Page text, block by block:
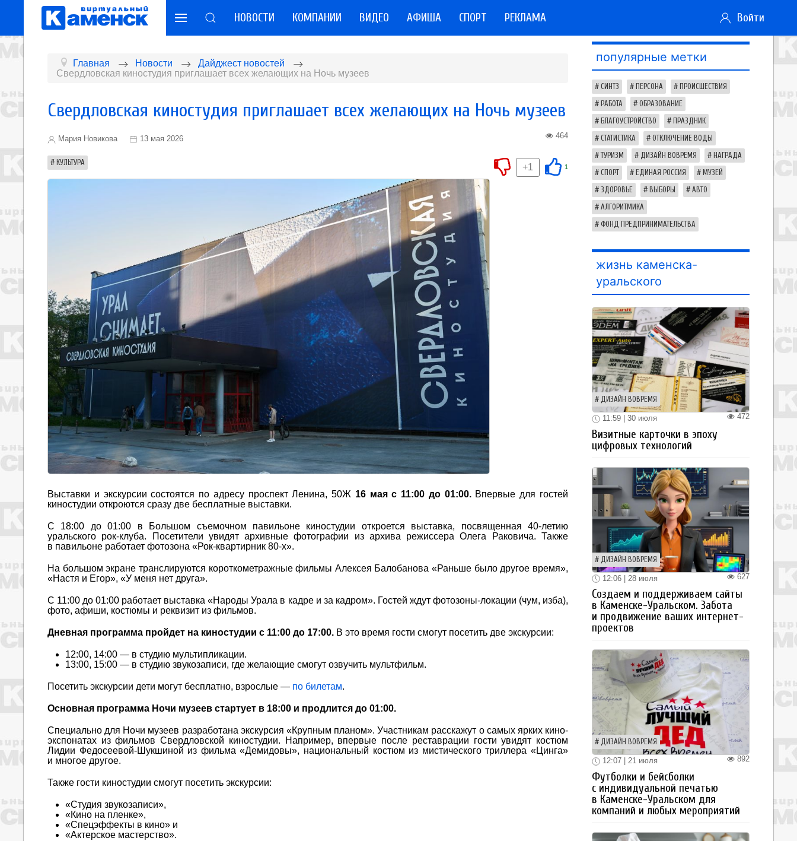
НОВОСТИ КОМПАНИИ ВИДЕО АФИША СПОРТ РЕКЛАМА Войти
Главная Новости
Дайджест новостей
Свердловская киностудия приглашает всех желающих на Ночь музеев
Свердловская киностудия приглашает всех желающих на Ночь музеев
Мария Новикова 13 мая 2026 464
КУЛЬТУРА 1
+1
Выставки и экскурсии состоятся по адресу проспект Ленина, 50Ж 16 мая с 11:00 до 01:00. Впервые для гостей
киностудии откроются сразу две бесплатные выставки.
С 18:00 до 01:00 в Большом съемочном павильоне киностудии откроется выставка, посвященная 40-летию
уральского рок-клуба. Посетители увидят архивные фотографии из архива режиссера Олега Раковича. Также
в павильоне работает фотозона «Рок-квартирник 80-х».
На большом экране транслируются короткометражные фильмы Алексея Балобанова «Раньше было другое время»,
«Настя и Егор», «У меня нет друга».
С 11:00 до 01:00 работает выставка «Народы Урала в кадре и за кадром». Гостей ждут фотозоны-локации (чум, изба),
фото, афиши, костюмы и реквизит из фильмов.
Дневная программа пройдет на киностудии с 11:00 до 17:00. В это время гости смогут посетить две экскурсии:
12:00, 14:00 — в студию мультипликации.
13:00, 15:00 — в студию звукозаписи, где желающие смогут озвучить мультфильм.
Посетить экскурсии дети могут бесплатно, взрослые — по билетам.
Основная программа Ночи музеев стартует в 18:00 и продлится до 01:00.
Специально для Ночи музеев разработана экскурсия «Крупным планом». Участникам расскажут о самых ярких кино-
экспонатах из фильмов Свердловской киностудии. Например, впервые после реставрации гости увидят костюм
Лидии Федосеевой-Шукшиной из фильма «Демидовы», национальный костюм из мистического триллера «Цинга»
и многое другое.
Также гости киностудии смогут посетить экскурсии:
«Студия звукозаписи»,
«Кино на пленке»,
«Спецэффекты в кино» и
«Актерское мастерство».
популярные метки
СИНТЗ ПЕРСОНА ПРОИСШЕСТВИЯ
РАБОТА ОБРАЗОВАНИЕ
БЛАГОУСТРОЙСТВО ПРАЗДНИК
СТАТИСТИКА ОТКЛЮЧЕНИЕ ВОДЫ
ТУРИЗМ ДИЗАЙН ВОВРЕМЯ НАГРАДА
СПОРТ ЕДИНАЯ РОССИЯ МУЗЕЙ
ЗДОРОВЬЕ ВЫБОРЫ АВТО
АЛГОРИТМИКА
ФОНД ПРЕДПРИНИМАТЕЛЬСТВА
жизнь каменска-
уральского
ДИЗАЙН ВОВРЕМЯ
472
11:59 | 30 июля
Визитные карточки в эпоху
цифровых технологий
ДИЗАЙН ВОВРЕМЯ
627
12:06 | 28 июля
Создаем и поддерживаем сайты
в Каменске-Уральском. Забота
и продвижение ваших интернет-
проектов
ДИЗАЙН ВОВРЕМЯ
892
12:07 | 21 июля
Футболки и бейсболки
с индивидуальной печатью
в Каменске-Уральском для
компаний и любых мероприятий